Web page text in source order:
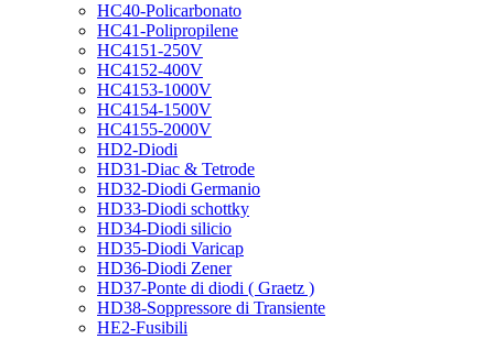
HC40-Policarbonato
HC41-Polipropilene
HC4151-250V
HC4152-400V
HC4153-1000V
HC4154-1500V
HC4155-2000V
HD2-Diodi
HD31-Diac & Tetrode
HD32-Diodi Germanio
HD33-Diodi schottky
HD34-Diodi silicio
HD35-Diodi Varicap
HD36-Diodi Zener
HD37-Ponte di diodi ( Graetz )
HD38-Soppressore di Transiente
HE2-Fusibili